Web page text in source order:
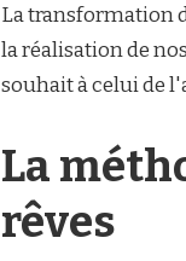
La transformation
la réalisation de
souhait à celui de
La
rêves